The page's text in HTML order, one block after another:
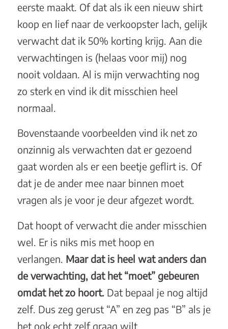
eerste maakt. Of dat als ik een nieuw shirt
koop en lief naar de verkoopster lach, gelijk
verwacht dat ik 50% korting krijg. Aan die
verwachtingen is (helaas voor mij) nog
nooit voldaan. Al is mijn verwachting nog
zo sterk en vind ik dit misschien heel
normaal.
Bovenstaande voorbeelden vind ik net zo
onzinnig als verwachten dat er gezoend
gaat worden als er een beetje geflirt is. Of
dat je de ander mee naar binnen moet
vragen als je voor je deur afgezet wordt.
Dat hoopt of verwacht die ander misschien
wel. Er is niks mis met hoop en
verlangen. Maar dat is heel wat anders dan
de verwachting, dat het “moet” gebeuren
omdat het zo hoort. Dat bepaal je nog altijd
zelf. Dus zeg gerust “A” en zeg pas “B” als je
het ook echt zelf graag wilt.